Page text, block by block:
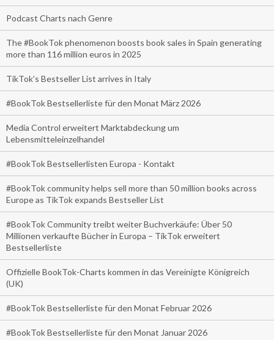
Podcast Charts nach Genre
The #BookTok phenomenon boosts book sales in Spain generating
more than 116 million euros in 2025
TikTok’s Bestseller List arrives in Italy
#BookTok Bestsellerliste für den Monat März 2026
Media Control erweitert Marktabdeckung um
Lebensmitteleinzelhandel
#BookTok Bestsellerlisten Europa - Kontakt
#BookTok community helps sell more than 50 million books across
Europe as TikTok expands Bestseller List
#BookTok Community treibt weiter Buchverkäufe: Über 50
Millionen verkaufte Bücher in Europa – TikTok erweitert
Bestsellerliste
Offizielle BookTok-Charts kommen in das Vereinigte Königreich
(UK)
#BookTok Bestsellerliste für den Monat Februar 2026
#BookTok Bestsellerliste für den Monat Januar 2026